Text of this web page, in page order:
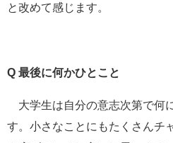
と改めて感じます。
Q 最後に何かひとこと
大学生は自分の意志次第で何
す。小さなことにもたくさんチ